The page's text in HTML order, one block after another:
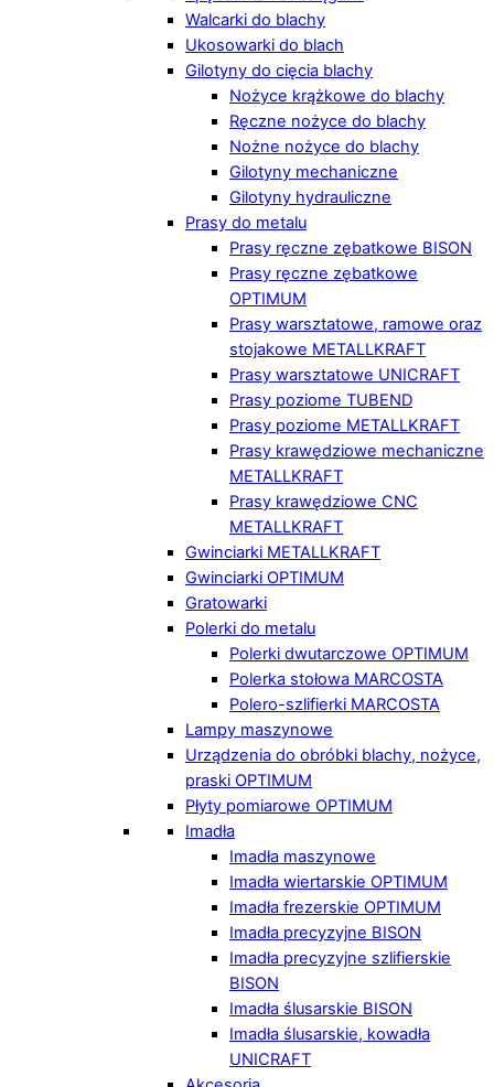
Walcarki do blachy
Ukosowarki do blach
Gilotyny do cięcia blachy
Nożyce krążkowe do blachy
Ręczne nożyce do blachy
Nożne nożyce do blachy
Gilotyny mechaniczne
Gilotyny hydrauliczne
Prasy do metalu
Prasy ręczne zębatkowe BISON
Prasy ręczne zębatkowe
OPTIMUM
Prasy warsztatowe, ramowe oraz
stojakowe METALLKRAFT
Prasy warsztatowe UNICRAFT
Prasy poziome TUBEND
Prasy poziome METALLKRAFT
Prasy krawędziowe mechaniczne
METALLKRAFT
Prasy krawędziowe CNC
METALLKRAFT
Gwinciarki METALLKRAFT
Gwinciarki OPTIMUM
Gratowarki
Polerki do metalu
Polerki dwutarczowe OPTIMUM
Polerka stołowa MARCOSTA
Polero-szlifierki MARCOSTA
Lampy maszynowe
Urządzenia do obróbki blachy, nożyce,
praski OPTIMUM
Płyty pomiarowe OPTIMUM
Imadła
Imadła maszynowe
Imadła wiertarskie OPTIMUM
Imadła frezerskie OPTIMUM
Imadła precyzyjne BISON
Imadła precyzyjne szlifierskie
BISON
Imadła ślusarskie BISON
Imadła ślusarskie, kowadła
UNICRAFT